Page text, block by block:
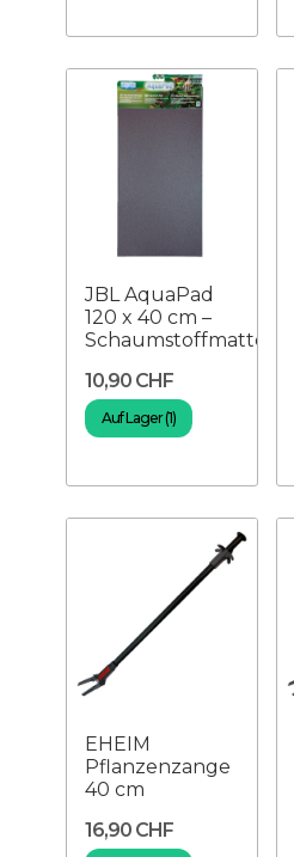
JBL AquaPad
120 x 40 cm –
Schaumstoffmatte
10,90 CHF
Auf Lager (1)
EHEIM
Pflanzenzange
40 cm
16,90 CHF